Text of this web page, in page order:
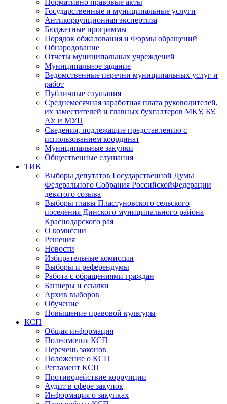
Нормативно правовые акты
Государственные и муниципальные услуги
Антикоррупционная экспертиза
Бюджетные программы
Порядок обжалования и Формы обращений
Обнародование
Отчеты муниципальных учреждений
Муниципальное задание
Ведомственные перечни муниципальных услуг и
работ
Публичные слушания
Среднемесячная заработная плата руководителей,
их заместителей и главных бухгалтеров МКУ, БУ,
АУ и МУП
Сведения, подлежащие представлению с
использованием координат
Муниципальные закупки
Общественные слушания
ТИК
Выборы депутатов Государственной Думы
Федерального Собрания РоссийскойФедерации
девятого созыва
Выборы главы Пластуновского сельского
поселения Динского муниципального района
Краснодарского рая
О комиссии
Решения
Новости
Избирательные комиссии
Выборы и референдумы
Работа с обращениями граждан
Баннеры и ссылки
Архив выборов
Обучение
Повышение правовой культуры
КСП
Общая информация
Полномочия КСП
Перечень законов
Положение о КСП
Регламент КСП
Противодействие коррупции
Аудит в сфере закупок
Информация о закупках